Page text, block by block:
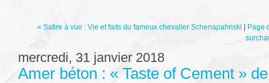
« Satire à vue : Vie et faits du fameux chevalier Schenapahnski
Page
mercredi, 31 janvier 2018
Amer béton : « Taste of Cement »